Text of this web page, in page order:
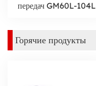
передач GM60L-104L
Горячие продукты